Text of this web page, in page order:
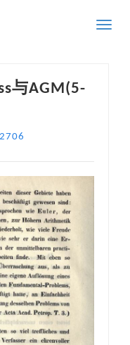
Toggle
与AGM(5-